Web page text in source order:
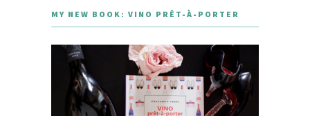
MY NEW BOOK: VINO PRÊT-À-PORTER